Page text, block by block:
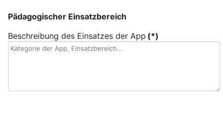
Pädagogischer Einsatzbereich
Beschreibung des Einsatzes der App (*)